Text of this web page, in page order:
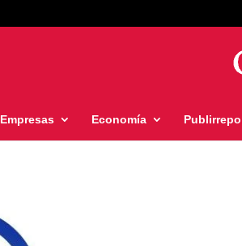
Empresas Economía